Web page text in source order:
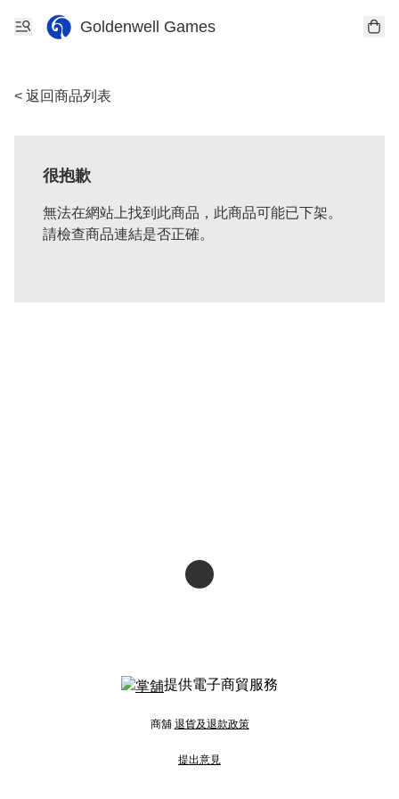
Goldenwell Games
< 返回商品列表
很抱歉
無法在網站上找到此商品，此商品可能已下架。
請檢查商品連結是否正確。
提供電子商貿服務
商舖 退貨及退款政策
提出意見